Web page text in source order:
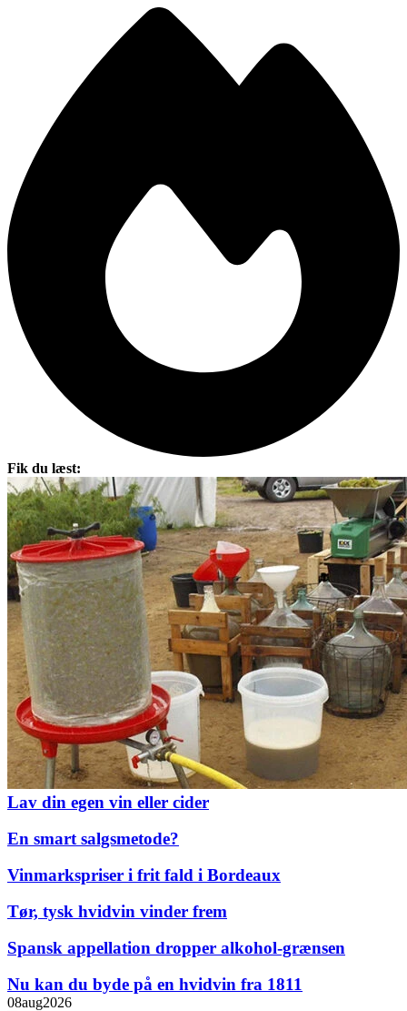
Fik du læst:
Lav din egen vin eller cider
En smart salgsmetode?
Vinmarkspriser i frit fald i Bordeaux
Tør, tysk hvidvin vinder frem
Spansk appellation dropper alkohol-grænsen
Nu kan du byde på en hvidvin fra 1811
08aug2026